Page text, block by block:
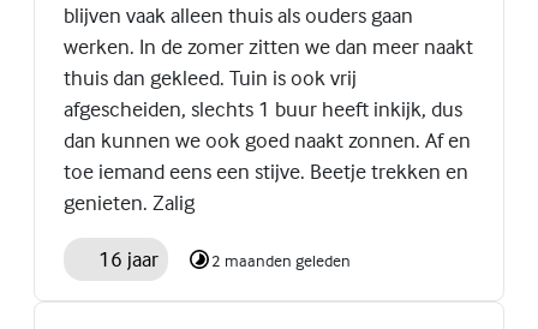
blijven vaak alleen thuis als ouders gaan
werken. In de zomer zitten we dan meer naakt
thuis dan gekleed. Tuin is ook vrij
afgescheiden, slechts 1 buur heeft inkijk, dus
dan kunnen we ook goed naakt zonnen. Af en
toe iemand eens een stijve. Beetje trekken en
genieten. Zalig
16 jaar 2 maanden geleden